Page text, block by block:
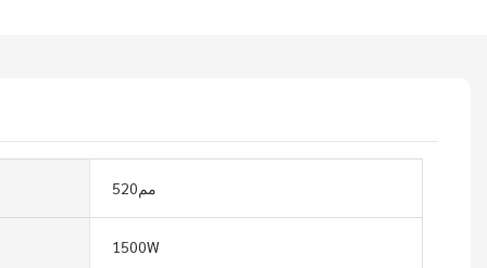
مم520
1500W